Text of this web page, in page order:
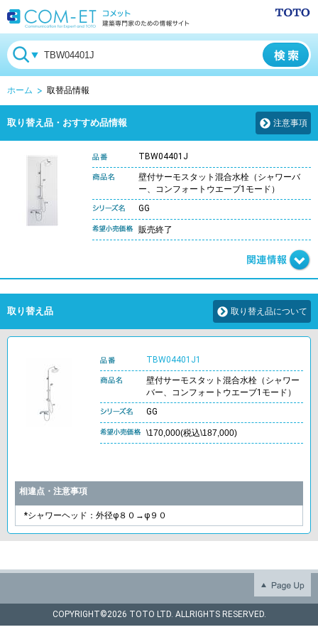
ホーム 取替品情報
取り替え品・おすすめ品情報 注意事項
TBW04401J
壁付サーモスタット混合水栓（シャワーバ
ー、コンフォートウエーブ1モード）
GG
販売終了
取り替え品 取り替え品について
TBW04401J1
壁付サーモスタット混合水栓（シャワー
バー、コンフォートウエーブ1モード）
GG
\170,000(税込\187,000)
相違点・注意事項
*シャワーヘッド：外径φ８０→φ９０
COPYRIGHT©2026 TOTO LTD. ALLRIGHTS RESERVED.